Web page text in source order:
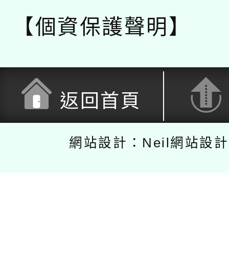
【個資保護聲明】
返回首頁
網站設計：Neil網站設